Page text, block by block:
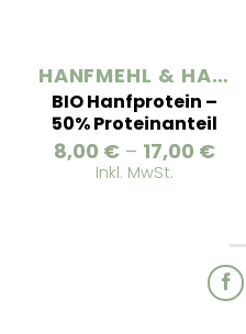
HANFMEHL & HANFPROTEIN
BIO Hanfprotein –
50% Proteinanteil
8,00 € – 17,00 €
Inkl. MwSt.